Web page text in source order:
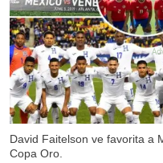
David Faitelson ve favorita a
Copa Oro.